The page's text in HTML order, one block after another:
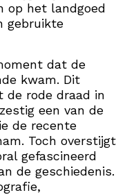
op het landgoed
gebruikte
dat de
kwam. Dit
rode draad in
een van de
de recente
Toch overstijgt
gefascineerd
de geschiedenis.